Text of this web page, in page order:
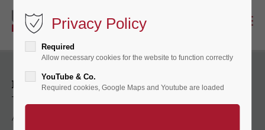
联系方式
APS Antriebs-, Prüf- und
Privacy Policy
Required
Allow necessary cookies for the website to function correctly
YouTube & Co.
Required cookies, Google Maps and Youtube are loaded